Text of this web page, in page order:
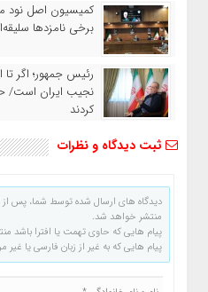
کمیسیون اصل نود
برخی نامزدها
رئیس‌ جمهور؛ اگر تا
نجیب ایران است/
کردند
ثبت دیدگاه و نظرات
دیدگاه های ارسال شده توسط شما، پس
منتشر خواهد شد.
پیام هایی که حاوی تهمت یا افترا باشد
پیام هایی که به غیر از زبان فارسی یا